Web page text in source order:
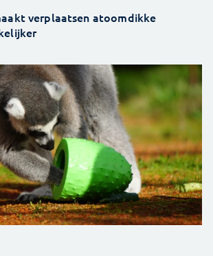
verplaatsen atoomdikke